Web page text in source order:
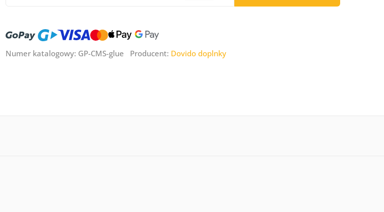
Numer katalogowy: GP-CMS-glue Producent: Dovido doplnky